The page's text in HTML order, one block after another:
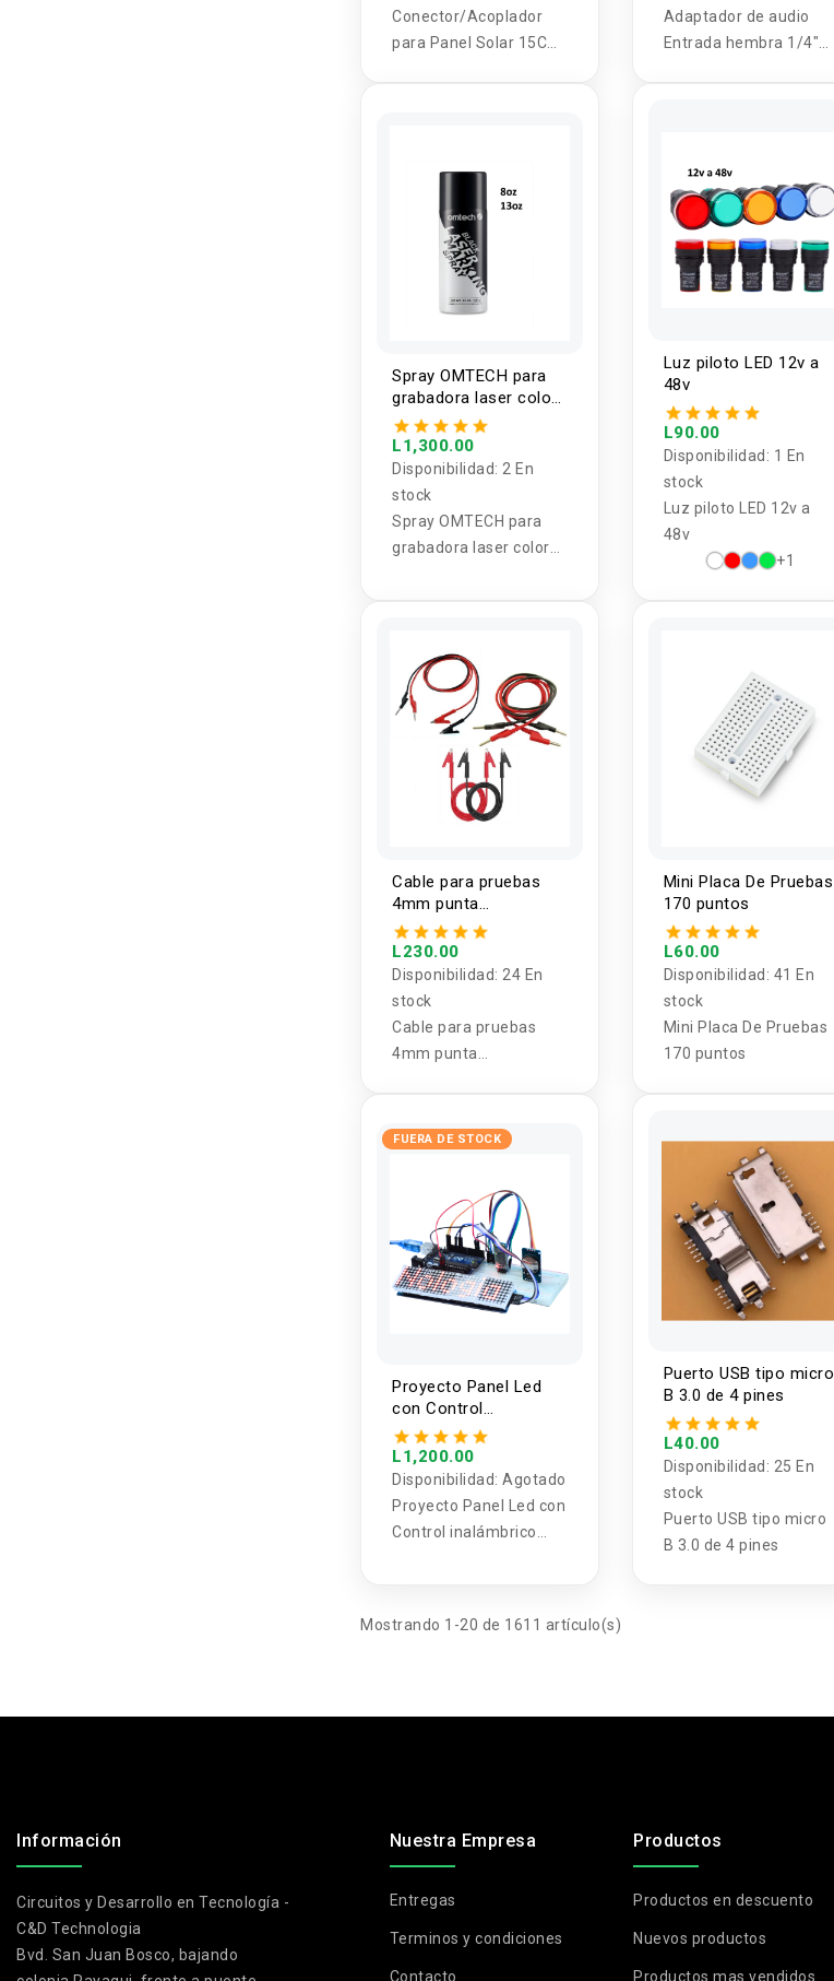
Conector/Acoplador
para Panel Solar 15CM
Adaptador de audio
Entrada hembra 1/4"
Spray OMTECH para
grabadora laser color
negro 8oz / 13oz
L1,300.00
Disponibilidad:2 En
stock
Spray OMTECH para
grabadora laser color
Luz piloto LED 12v a
48v
L90.00
Disponibilidad: 1 En
stock
Luz piloto LED 12v a
48v
+1
Cable para pruebas
4mm punta
banana/lagartija 1
metro
L230.00
Disponibilidad: 24 En
stock
Cable para pruebas
4mm punta
Mini Placa De Pruebas
170 puntos
L60.00
Disponibilidad: 41 En
stock
Mini Placa De Pruebas
170 puntos
FUERA DE STOCK
Proyecto Panel Led
con Control
inalámbrico
controlado con
Arduino
L1,200.00
Disponibilidad:Agotado
Proyecto Panel Led con
Control inalámbrico
Puerto USB tipo micro
B 3.0 de 4 pines
L40.00
Disponibilidad: 25 En
stock
Puerto USB tipo micro
B 3.0 de 4 pines
Mostrando 1-20 de 1611 artículo(s)
Información
Circuitos y Desarrollo en Tecnología -
C&D Technologia
Bvd. San Juan Bosco, bajando
Nuestra Empresa
Entregas
Terminos y condiciones
Contacto
Productos
Productos en descuento
Nuevos productos
Productos mas vendidos